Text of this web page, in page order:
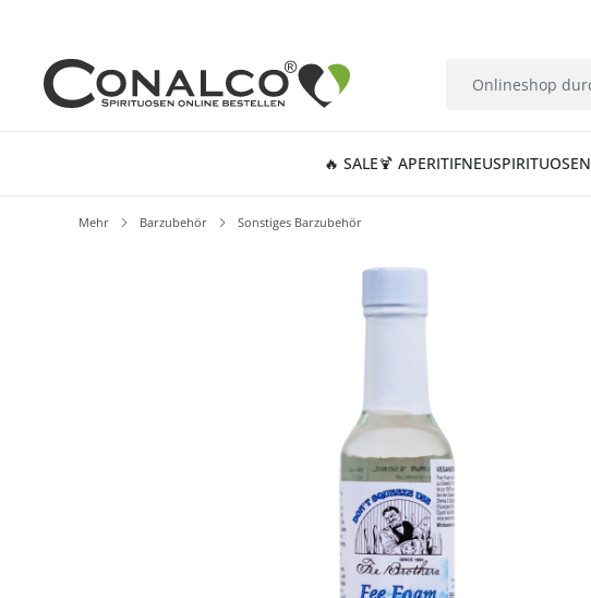
🔥 SALE🍹 APERITIFNEUSPIRITUOSEN
Mehr Barzubehör Sonstiges Barzubehör